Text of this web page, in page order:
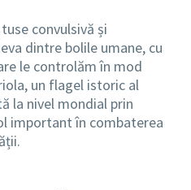
convulsivă și
dintre bolile umane, cu
le controlăm în mod
un flagel istoric al
la nivel mondial prin
important în combaterea